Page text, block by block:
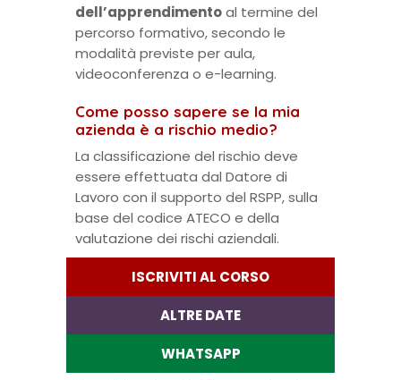
dell’apprendimentoal termine del
percorso formativo, secondo le
modalità previste per aula,
videoconferenza o e-learning.
Come posso sapere se la mia
azienda è a rischio medio?
La classificazione del rischio deve
essere effettuata dal Datore di
Lavoro con il supporto del RSPP, sulla
base del codice ATECO e della
valutazione dei rischi aziendali.
ISCRIVITI AL CORSO
ALTRE DATE
WHATSAPP